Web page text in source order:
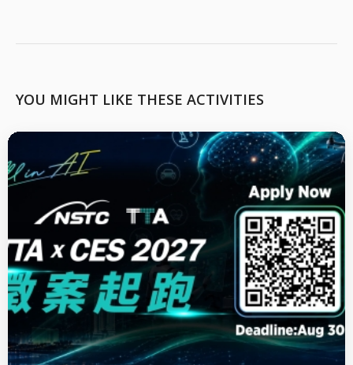
YOU MIGHT LIKE THESE ACTIVITIES